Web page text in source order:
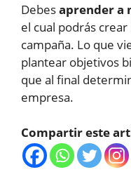
Debesaprender a
el cual podrás
campaña. Lo que
plantear objetivos
que al final
empresa.
Compartir este